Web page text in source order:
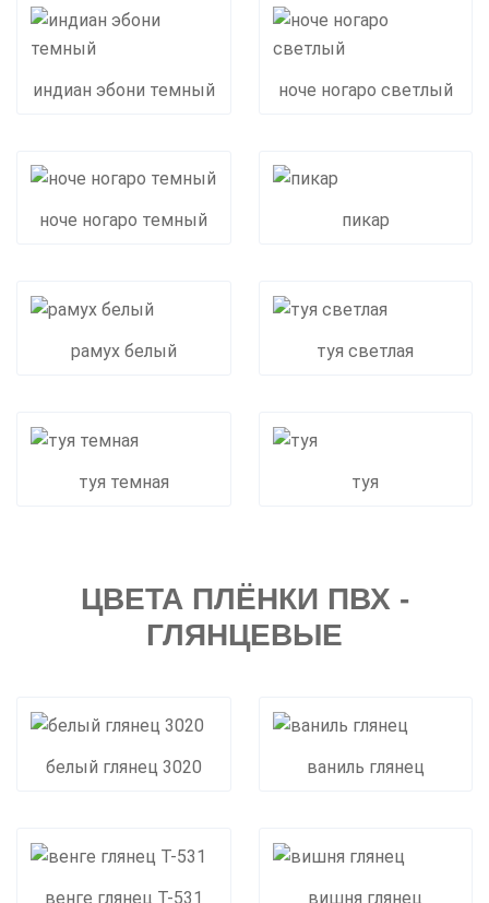
индиан эбони темный ноче ногаро светлый
ноче ногаро темный пикар
рамух белый туя светлая
туя темная туя
ЦВЕТА ПЛЁНКИ ПВХ -
ГЛЯНЦЕВЫЕ
белый глянец 3020 ваниль глянец
венге глянец Т-531 вишня глянец